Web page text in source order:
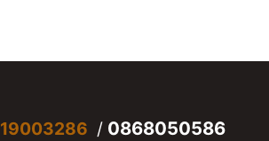
19003286 / 0868050586